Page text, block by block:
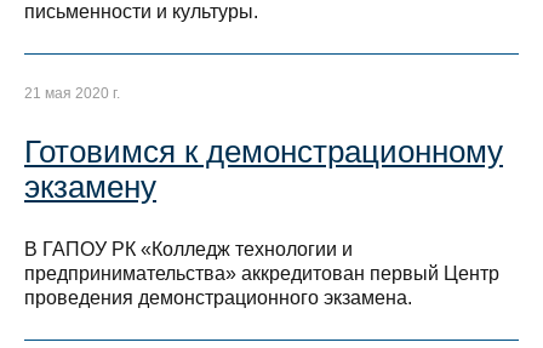
письменности и культуры.
21 мая 2020 г.
Готовимся к демонстрационному
экзамену
В ГАПОУ РК «Колледж технологии и
предпринимательства» аккредитован первый Центр
проведения демонстрационного экзамена.